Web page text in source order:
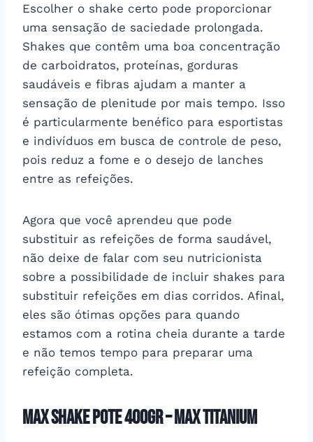
Escolher o shake certo pode proporcionar
uma sensação de saciedade prolongada.
Shakes que contêm uma boa concentração
de carboidratos, proteínas, gorduras
saudáveis e fibras ajudam a manter a
sensação de plenitude por mais tempo. Isso
é particularmente benéfico para esportistas
e indivíduos em busca de controle de peso,
pois reduz a fome e o desejo de lanches
entre as refeições.
Agora que você aprendeu que pode
substituir as refeições de forma saudável,
não deixe de falar com seu nutricionista
sobre a possibilidade de incluir shakes para
substituir refeições em dias corridos. Afinal,
eles são ótimas opções para quando
estamos com a rotina cheia durante a tarde
e não temos tempo para preparar uma
refeição completa.
Max Shake Pote 400Gr – Max Titanium